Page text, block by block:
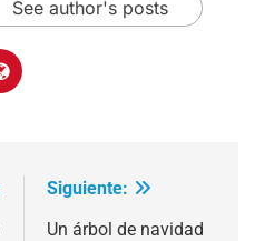
See author's posts
Siguiente:
Un árbol de navidad